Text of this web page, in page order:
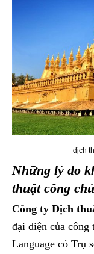
dịch
Những lý do
thuật công
Công ty Dịch
đại diện của công
Language có Trụ